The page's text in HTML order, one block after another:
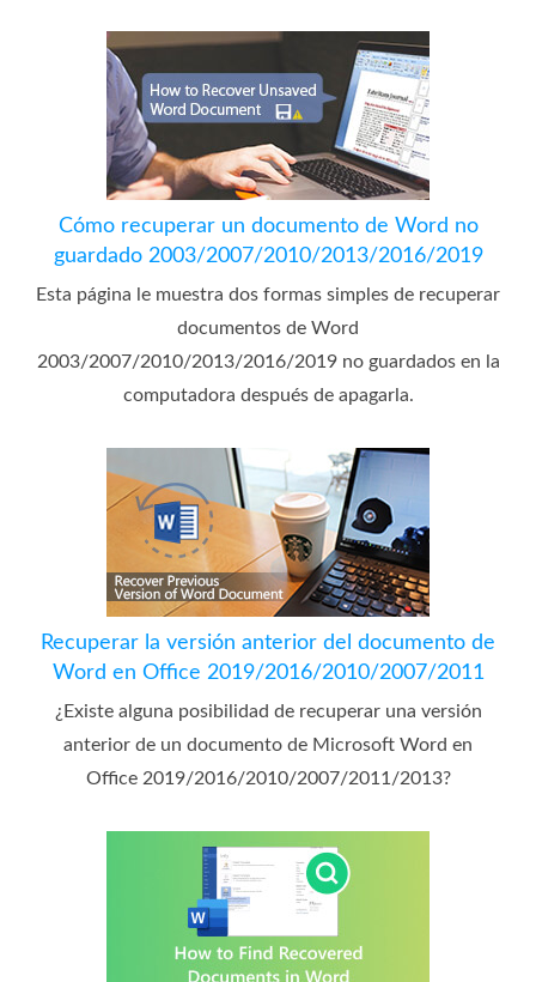
Cómo recuperar un documento de Word no
guardado 2003/2007/2010/2013/2016/2019
Esta página le muestra dos formas simples de recuperar
documentos de Word
2003/2007/2010/2013/2016/2019 no guardados en la
computadora después de apagarla.
Recuperar la versión anterior del documento de
Word en Office 2019/2016/2010/2007/2011
¿Existe alguna posibilidad de recuperar una versión
anterior de un documento de Microsoft Word en
Office 2019/2016/2010/2007/2011/2013?